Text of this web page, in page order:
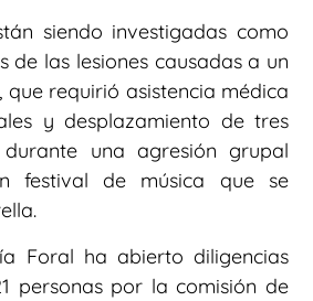
siendo investigadas como
de las lesiones causadas a un
que requirió asistencia médica
y desplazamiento de tres
durante una agresión grupal
festival de música que se
Foral ha abierto diligencias
personas por la comisión de